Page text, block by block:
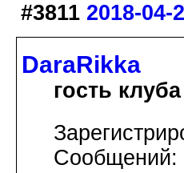
#3811 2018-04-
DaraRikka
гость клуба
Сообщений: